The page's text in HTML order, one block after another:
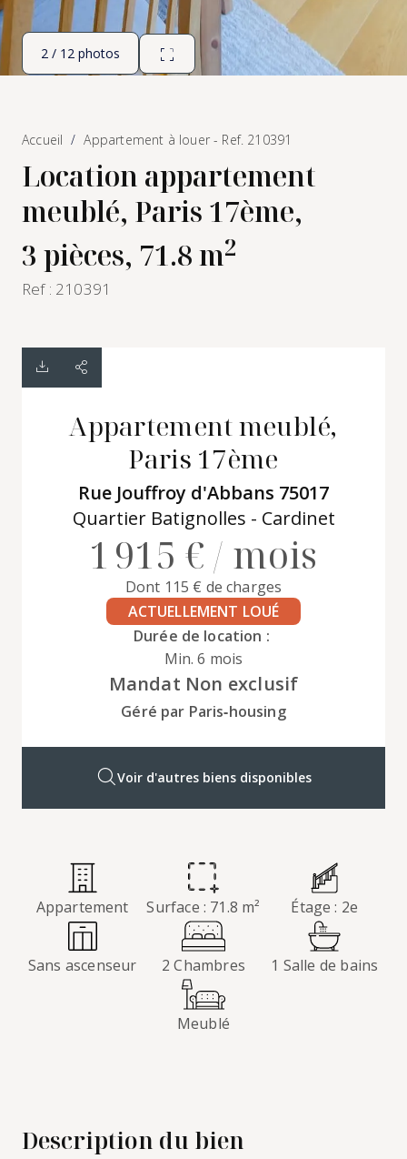
2 / 12 photos
Accueil Appartement à louer - Ref. 210391
Location appartement
meublé, Paris 17ème,
3 pièces, 71.8 m2
Ref : 210391
Appartement meublé,
Paris 17ème
Rue Jouffroy d'Abbans 75017
Quartier Batignolles - Cardinet
1 915 € / mois
Dont 115 € de charges
ACTUELLEMENT LOUÉ
Durée de location :
Min. 6 mois
Mandat Non exclusif
Géré par Paris‑housing
Voir d'autres biens disponibles
Description du bien
Appartement Surface : 71.8 m² Étage : 2e
Sans ascenseur 2 Chambres 1 Salle de bains
Meublé